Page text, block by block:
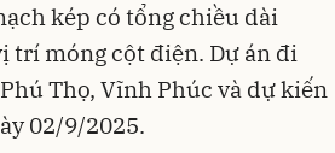
kép có tổng chiều dài
trí móng cột điện. Dự án đi
Thọ, Vĩnh Phúc và dự kiến
02/9/2025.